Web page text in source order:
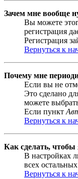
Зачем мне вообще
Вы можете
регистрация
Регистрация
Вернуться к
Почему мне
Если вы не
Это сделано
можете
Если пункт
Вернуться к
Как сделать, чтобы
В настройках
всех
Вернуться к